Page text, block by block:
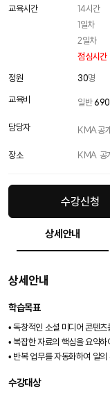
교육시간
14시간
1일차
2일차
점심시간
정원
30명
교육비
일반
담당자 KMA공
장소 KMA 공
수강신청
상세안내
상세안내
학습목표
• 독창적인 소셜 미디어 콘텐
• 복잡한 자료의 핵심을 요약
• 반복 업무를 자동화하여 일
수강대상